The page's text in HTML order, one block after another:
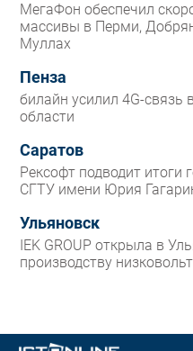
МегаФон обеспечил
массивы в Перми,
Муллах
Пенза
билайн усилил 4G-связь
области
Саратов
Рексофт подводит итоги
СГТУ имени Юрия
Ульяновск
IEK GROUP открыла в
производству